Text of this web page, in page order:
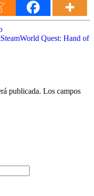
SteamWorld Quest: Hand of
publicada. Los campos